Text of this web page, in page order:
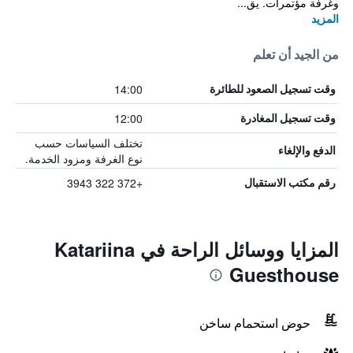
المزيد
من الجيد أن تعلم
وقت تسجيل الصعود للطائرة 14:00
وقت تسجيل المغادرة 12:00
الدفع والإلغاء
تختلف السياسات حسب
نوع الغرفة ومزود الخدمة.
رقم مكتب الاستقبال +372 322 3943
المزايا ووسائل الراحة في Katariina
Guesthouse
حوض استحمام ساخن